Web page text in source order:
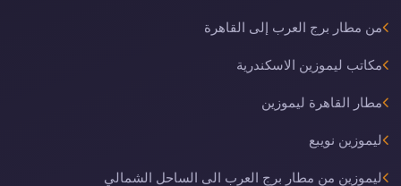
من مطار برج العرب إلى القاهرة
مكاتب ليموزين الاسكندرية
مطار القاهرة ليموزين
ليموزين نويبع
ليموزين من مطار برج العرب الى الساحل الشمالي